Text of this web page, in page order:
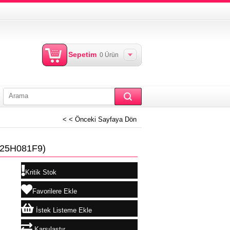
Sepetim 0 Ürün
< < Önceki Sayfaya Dön
Kritik Stok
Favorilere Ekle
İstek Listeme Ekle